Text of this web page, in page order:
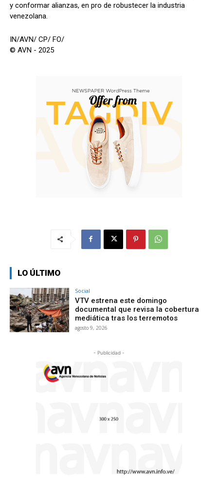
y conformar alianzas, en pro de robustecer la industria
venezolana.
IN/AVN/ CP/ FO/
© AVN - 2025
LO ÚLTIMO
Social
VTV estrena este domingo
documental que revisa la cobertura
mediática tras los terremotos
agosto 9, 2026
- Publicidad -